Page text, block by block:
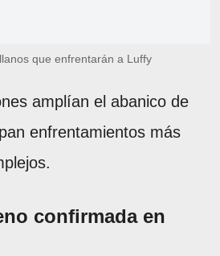
que enfrentarán a Luffy
amplían el abanico de
enfrentamientos más
confirmada en